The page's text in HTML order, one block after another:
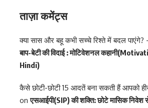
ताज़ा कमेंट्स
क्या सास और बहू कभी सच्चे रिश्ते में बदल
बाप-बेटी की विदाई : मोटिवेशनल
Hindi)
कैसे छोटी-छोटी 15 आदतें बना सकती हैं आपको
onएसआईपी(SIP) की शक्ति: छोटे मासिक निवेश से